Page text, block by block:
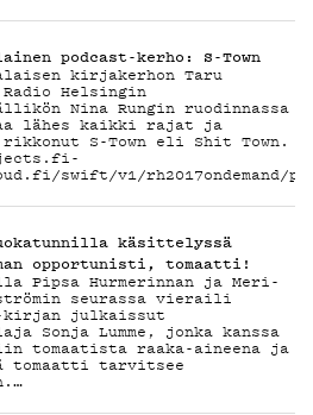
podcast-kerho: S-Town
kirjakerhon Taru
Helsingin
Nina Rungin ruodinnassa
lähes kaikki rajat ja
rikkonut S-Town eli Shit Town.
swift/v1/rh2017ondemand/
käsittelyssä
opportunisti, tomaatti!
Pipsa Hurmerinnan ja Meri-
seurassa vieraili
kirjan julkaissut
Sonja Lumme, jonka kanssa
tomaatista raaka-aineena ja
tarvitsee